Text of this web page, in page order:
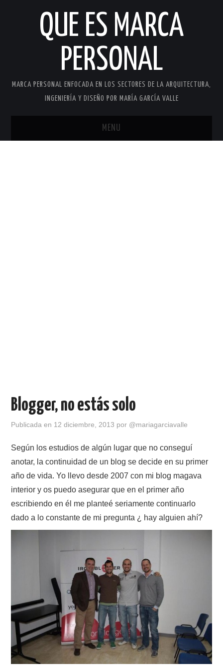
QUE ES MARCA
PERSONAL
MARCA PERSONAL ENFOCADA EN LOS SECTORES DE LA ARQUITECTURA,
INGENIERÍA Y DISEÑO POR MARÍA GARCÍA VALLE
MENU
Blogger, no estás solo
Publicada en 12 diciembre, 2013 por @mariagarciavalle
Según los estudios de algún lugar que no conseguí
anotar, la continuidad de un blog se decide en su primer
año de vida. Yo llevo desde 2007 con mi blog magava
interior y os puedo asegurar que en el primer año
escribiendo en él me planteé seriamente continuarlo
dado a lo constante de mi pregunta ¿ hay alguien ahí?